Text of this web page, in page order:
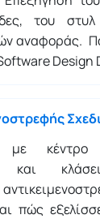
του
αναφοράς.
Design
με κέντρο
και
πώς